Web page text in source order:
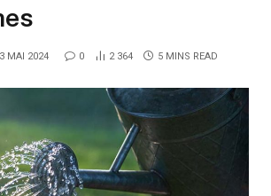
MAI 2024 0 2 364 5 MINS READ